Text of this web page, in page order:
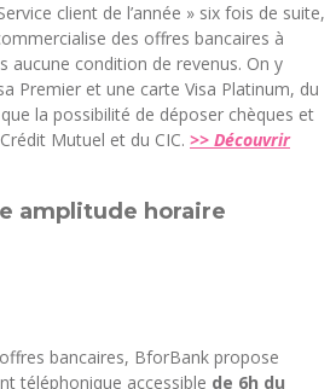
client de l’année » six fois de suite,
des offres bancaires à
aucune condition de revenus. On y
Premier et une carte Visa Platinum, du
la possibilité de déposer chèques et
Mutuel et du CIC. >> Découvrir
amplitude horaire
bancaires, BforBank propose
téléphonique accessible de 6h du